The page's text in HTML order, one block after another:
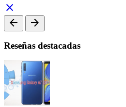
close
arrow_back
arrow_forward
Reseñas destacadas